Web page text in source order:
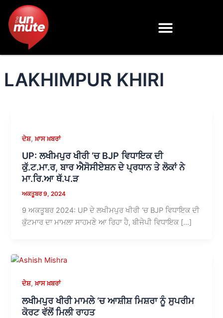
content
LAKHIMPUR KHIRI
ਦੇਸ਼,ਖ਼ਾਸ ਖ਼ਬਰਾਂ
UP: ਲਖੀਮਪੁਰ ਖੀਰੀ ‘ਚ BJP ਵਿਧਾਇਕ ਦੀ
ਕੁੱ.ਟ.ਮਾ.ਰ, ਬਾਰ ਐਸੋਸੀਏਸ਼ਨ ਦੇ ਪ੍ਰਧਾਨ ਤੇ ਲੋਕਾਂ ਨੇ
ਮਾ.ਰਿ.ਆ ਥੱ.ਪ.ੜ
ਅਕਤੂਬਰ 9, 2024
9 ਅਕਤੂਬਰ 2024: UP ਦੇ ਲਖੀਮਪੁਰ ਖੀਰੀ ‘ਚ BJP ਵਿਧਾਇਕ ਦੀ
ਕੁੱਟਮਾਰ ਦਾ ਮਾਮਲਾ ਸਾਹਮਣੇ ਆ ਰਿਹਾ ਹੈ, ਬੀਜੇਪੀ ਵਿਧਾਇਕ […]
ਦੇਸ਼,ਖ਼ਾਸ ਖ਼ਬਰਾਂ
ਲਖੀਮਪੁਰ ਖੀਰੀ ਮਾਮਲੇ ‘ਚ ਆਸ਼ੀਸ਼ ਮਿਸ਼ਰਾ ਨੂੰ ਸੁਪਰੀਮ
ਕੋਰਟ ਵੱਲੋਂ ਮਿਲੀ ਰਾਹਤ